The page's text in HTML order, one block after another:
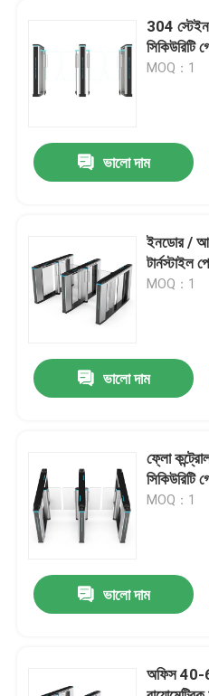
বাড়ি
ভিডিও
কারখানা ভ্রমণ
আমাদের সাথে যোগাযোগ করুন
খবর
উদ্ধৃতির জন্য আবেদন
304
সিকিউরিটি
MOQ：1
ভালো দাম
ইনডোর /
টার্নস্টাইল
MOQ：1
ভালো দাম
ফ্লো
সিকিউরিটি
MOQ：1
ভালো দাম
অফিস 40-